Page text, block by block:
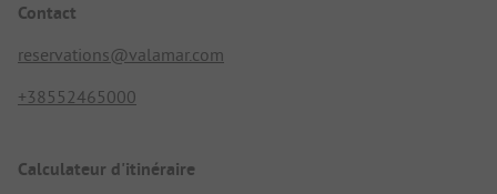
Contact
reservations@valamar.com
+38552465000
Calculateur d'itinéraire